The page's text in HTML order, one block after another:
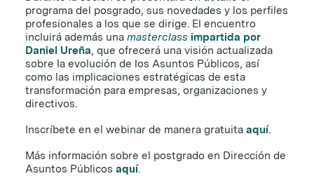
programa del posgrado, sus novedades y los perfiles
profesionales a los que se dirige. El encuentro
incluirá además una masterclass impartida por
Daniel Ureña, que ofrecerá una visión actualizada
sobre la evolución de los Asuntos Públicos, así
como las implicaciones estratégicas de esta
transformación para empresas, organizaciones y
directivos.
Inscríbete en el webinar de manera gratuita aquí.
Más información sobre el postgrado en Dirección de
Asuntos Públicos aquí.